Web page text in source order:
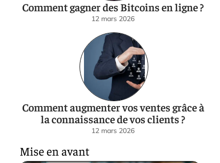
Comment gagner des Bitcoins en ligne ?
12 mars 2026
Comment augmenter vos ventes grâce à
la connaissance de vos clients ?
12 mars 2026
Mise en avant